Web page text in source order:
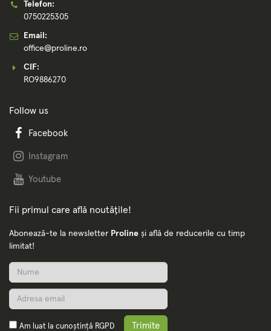
Telefon:
0750225305
Email:
office@proline.ro
CIF:
RO9886270
Follow us
Facebook
Instagram
Youtube
Fii primul care află noutățile!
Abonează-te la newsletter Proline și află de reducerile cu timp
limitat!
Am luat la cunoștință RGPD Trimite